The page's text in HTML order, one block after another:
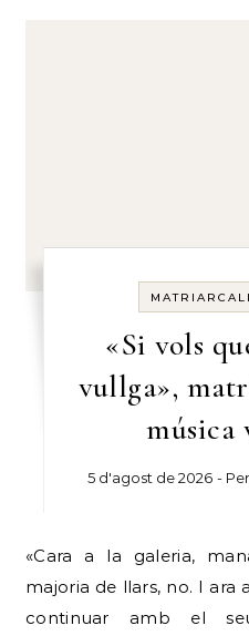
«Si vols
vullga»,
música
5 d'agost de 2026 - Per
«Cara a la galeria, manaria l’home; però, en la
majoria de llars, no. I ara
continuar amb el